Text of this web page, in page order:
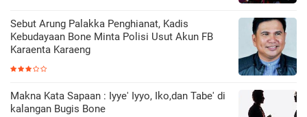
Sebut Arung Palakka Penghianat, Kadis
Kebudayaan Bone Minta Polisi Usut Akun FB
Karaenta Karaeng
Makna Kata Sapaan : Iyye' Iyyo, Iko,dan Tabe' di
kalangan Bugis Bone